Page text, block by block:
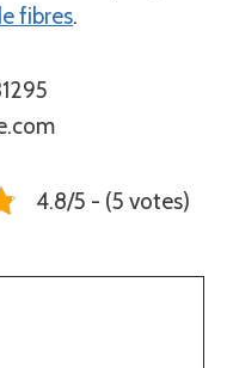
fibres.
4.8/5 - (5 votes)